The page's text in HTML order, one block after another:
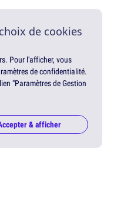
de cookies
Pour l'afficher, vous
de confidentialité.
"Paramètres de Gestion
& afficher